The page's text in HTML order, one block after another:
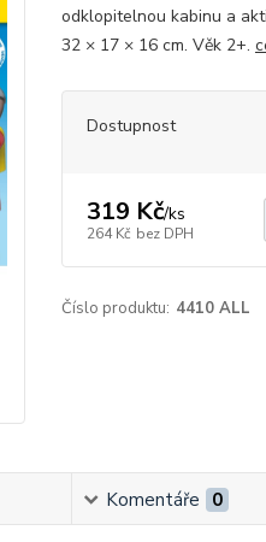
odklopitelnou kabinu a
32 × 17 × 16 cm. Věk 2+.
Dostupnost
319 Kč/ks
264 Kč bez DPH
Číslo produktu: 4410 ALL
Komentáře 0